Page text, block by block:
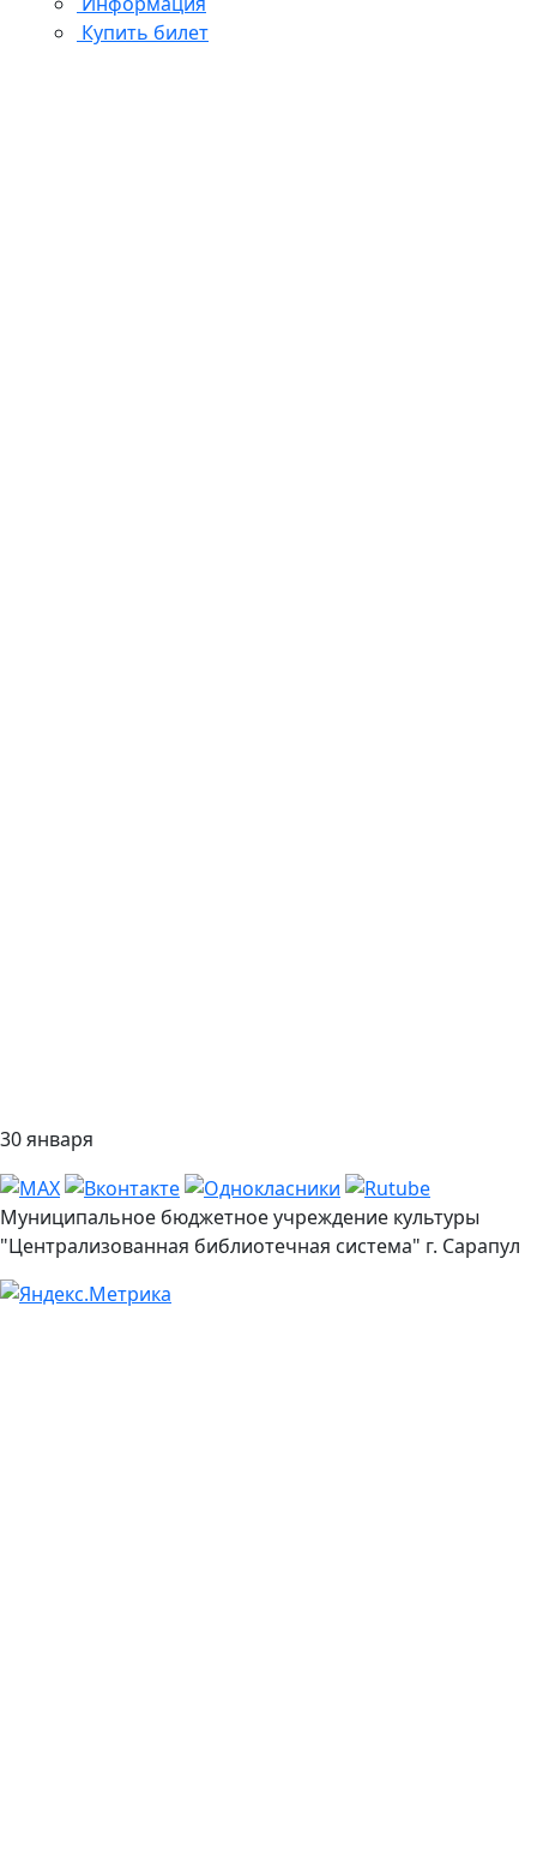
Купить билет
30 января
Муниципальное бюджетное учреждение культуры
"Централизованная библиотечная система" г. Сарапул